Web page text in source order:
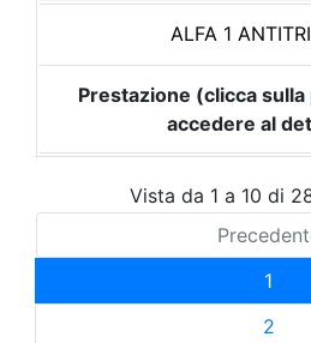
ALFA 1
Prestazione (clicca
accedere al
Vista da 1 a 10 di
1
2